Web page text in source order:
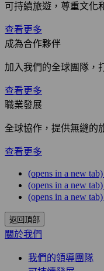
可持續旅遊，尊重文化
查看更多
成為合作夥伴
加入我們的全球團隊，
查看更多
職業發展
全球協作，提供無縫的
查看更多
(opens in a new tab)
(opens in a new tab)
(opens in a new tab)
返回頂部
關於我們
我們的領導團隊